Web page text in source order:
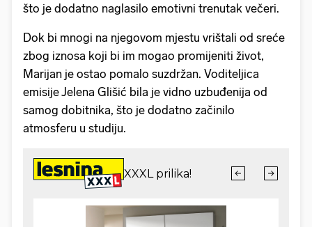
što je dodatno naglasilo emotivni trenutak večeri.
Dok bi mnogi na njegovom mjestu vrištali od sreće
zbog iznosa koji bi im mogao promijeniti život,
Marijan je ostao pomalo suzdržan. Voditeljica
emisije Jelena Glišić bila je vidno uzbuđenija od
samog dobitnika, što je dodatno začinilo
atmosferu u studiju.